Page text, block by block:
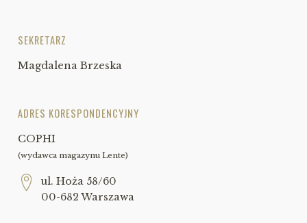
SEKRETARZ
Magdalena Brzeska
ADRES KORESPONDENCYJNY
COPHI
(wydawca magazynu Lente)
ul. Hoża 58/60
00-682 Warszawa